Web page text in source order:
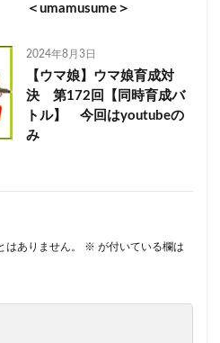
＜umamusume＞
2024年8月3日
【ウマ娘】ウマ娘育成対
決 第172回【同時育成バ
トル】 今回はyoutubeの
み
はありません。 ※ が付いている欄は